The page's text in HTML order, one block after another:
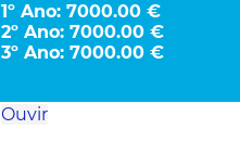
1º Ano: 7000.00 €
2º Ano: 7000.00 €
3º Ano: 7000.00 €
Ouvir